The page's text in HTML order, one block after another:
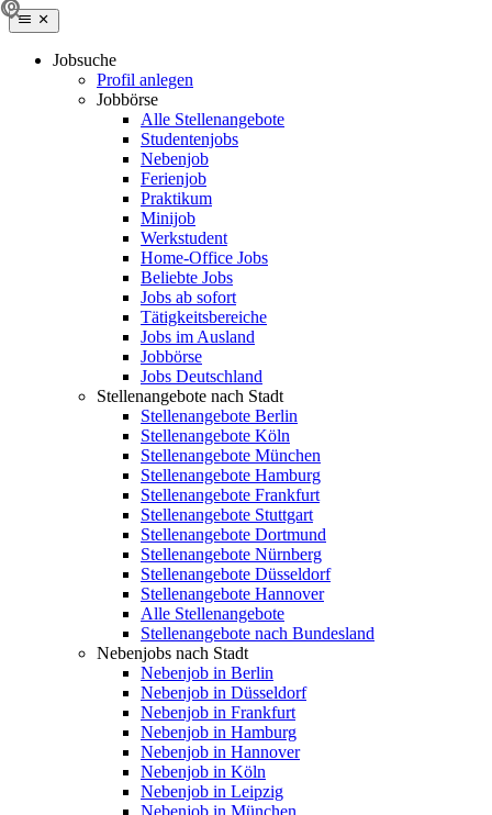
Jobsuche
Profil anlegen
Jobbörse
Alle Stellenangebote
Studentenjobs
Nebenjob
Ferienjob
Praktikum
Minijob
Werkstudent
Home-Office Jobs
Beliebte Jobs
Jobs ab sofort
Tätigkeitsbereiche
Jobs im Ausland
Jobbörse
Jobs Deutschland
Stellenangebote nach Stadt
Stellenangebote Berlin
Stellenangebote Köln
Stellenangebote München
Stellenangebote Hamburg
Stellenangebote Frankfurt
Stellenangebote Stuttgart
Stellenangebote Dortmund
Stellenangebote Nürnberg
Stellenangebote Düsseldorf
Stellenangebote Hannover
Alle Stellenangebote
Stellenangebote nach Bundesland
Nebenjobs nach Stadt
Nebenjob in Berlin
Nebenjob in Düsseldorf
Nebenjob in Frankfurt
Nebenjob in Hamburg
Nebenjob in Hannover
Nebenjob in Köln
Nebenjob in Leipzig
Nebenjob in München